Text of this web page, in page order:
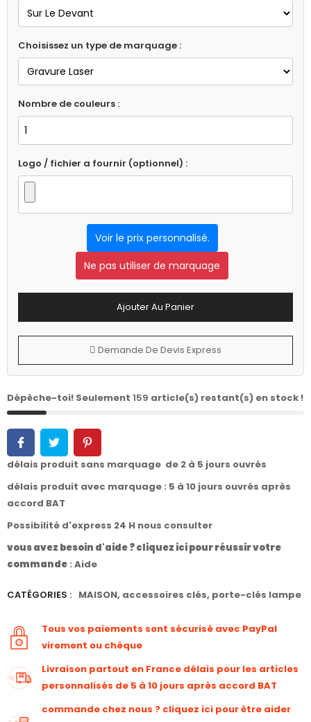
Choisissez un type de marquage :
Nombre de couleurs :
Logo / fichier a fournir (optionnel) :
Voir le prix personnalisé.
Ne pas utiliser de marquage
Ajouter Au Panier
Demande De Devis Express
Dépêche-toi! Seulement 159 article(s) restant(s) en stock !
délais produit sans marquage de 2 à 5 jours ouvrés
délais produit avec marquage : 5 à 10 jours ouvrés après
accord BAT
Possibilité d'express 24 H nous consulter
vous avez besoin d'aide ? cliquez ici pour réussir votre
commande : Aide
CATÉGORIES : MAISON, accessoires clés, porte-clés lampe
Tous vos paiements sont sécurisé avec PayPal
virement ou chèque
Livraison partout en France délais pour les articles
personnalisés de 5 à 10 jours après accord BAT
commande chez nous ? cliquez ici pour être aider